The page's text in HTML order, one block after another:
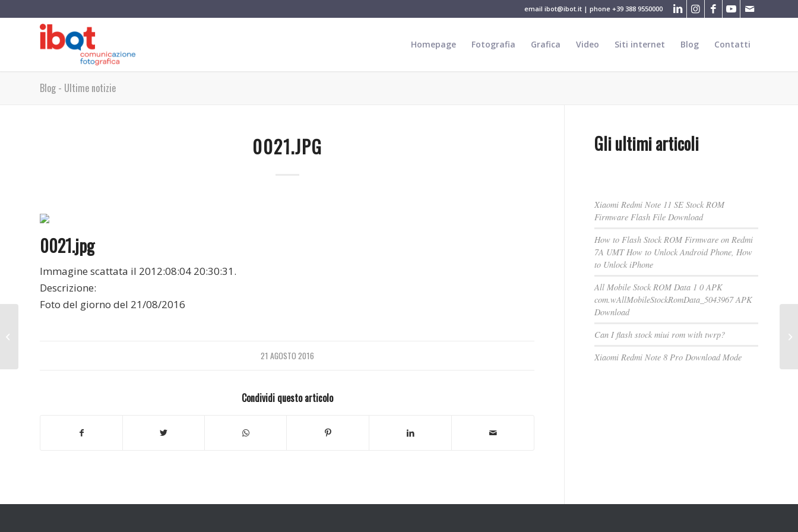
email ibot@ibot.it | phone +39 388 9550000
Homepage Fotografia Grafica Video Siti internet Blog Contatti
Blog - Ultime notizie
0021.JPG
0021.jpg
Immagine scattata il 2012:08:04 20:30:31.
Descrizione:
Foto del giorno del 21/08/2016
21 AGOSTO 2016
Condividi questo articolo
Gli ultimi articoli
Xiaomi Redmi Note 11 SE Stock ROM
Firmware Flash File Download
How to Flash Stock ROM Firmware on Redmi
7A UMT How to Unlock Android Phone, How
to Unlock iPhone
All Mobile Stock ROM Data 1 0 APK
com.wAllMobileStockRomData_5043967 APK
Download
Can I flash stock miui rom with twrp?
Xiaomi Redmi Note 8 Pro Download Mode